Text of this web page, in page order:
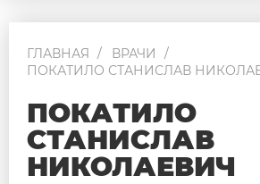
ГЛАВНАЯ
ВРАЧИ
ПОКАТИЛО СТАНИСЛАВ
ПОКАТИЛО
СТАНИСЛАВ
НИКОЛАЕВИЧ